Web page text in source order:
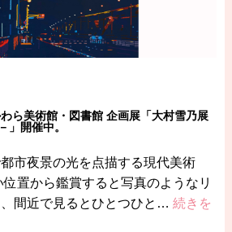
ら美術館・図書館 企画展「大村雪乃展
」開催中。
市夜景の光を点描する現代美術
置から鑑賞すると写真のようなリ
間近で見るとひとつひと… 続きを